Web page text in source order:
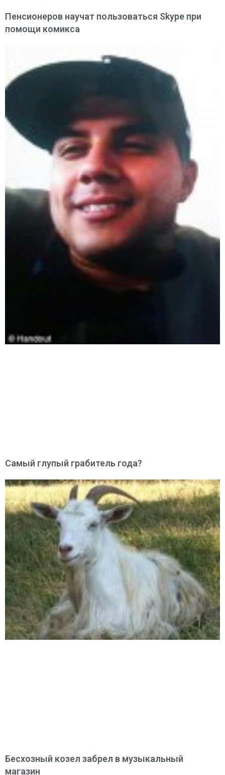
Пенсионеров научат пользоваться Skype при
помощи комикса
Самый глупый грабитель года?
Бесхозный козел забрел в музыкальный
магазин